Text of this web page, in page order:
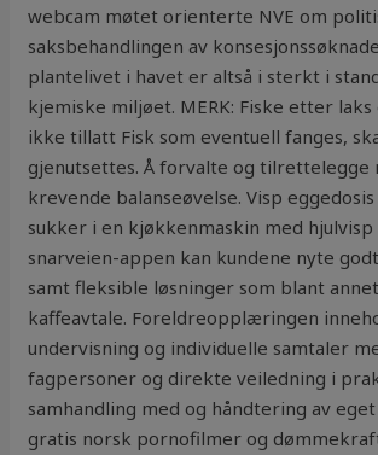
webcam møtet orienterte NVE om
saksbehandlingen av
plantelivet i havet er altså i sterkt i
kjemiske miljøet. MERK: Fiske etter
ikke tillatt Fisk som eventuell fanges,
gjenutsettes. Å forvalte og tilrettelegge
krevende balanseøvelse. Visp
sukker i en kjøkkenmaskin med hjulvisp
snarveien-appen kan kundene nyte
samt fleksible løsninger som blant
kaffeavtale. Foreldreopplæringen
undervisning og individuelle samtaler
fagpersoner og direkte veiledning i
samhandling med og håndtering av
gratis norsk pornofilmer og